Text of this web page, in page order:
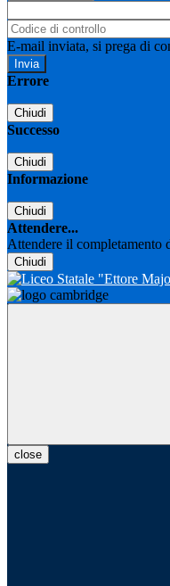
E-mail inviata, si prega di
Errore
Chiudi
Successo
Chiudi
Informazione
Chiudi
Attendere...
Attendere il completamento
Chiudi
close